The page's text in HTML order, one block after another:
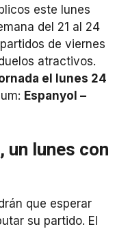
este lunes
del 21 al 24
de viernes
atractivos.
el lunes 24
Espanyol –
un lunes con
que esperar
su partido. El